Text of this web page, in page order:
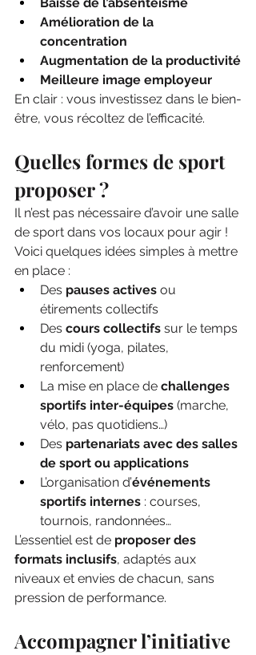
Baisse de l’absentéisme
Amélioration de la
concentration
Augmentation de la productivité
Meilleure image employeur
En clair : vous investissez dans le bien-
être, vous récoltez de l’efficacité.
Quelles formes de sport
proposer ?
Il n’est pas nécessaire d’avoir une salle
de sport dans vos locaux pour agir !
Voici quelques idées simples à mettre
en place :
Des pauses actives ou
étirements collectifs
Des cours collectifs sur le temps
du midi (yoga, pilates,
renforcement)
La mise en place de challenges
sportifs inter-équipes (marche,
vélo, pas quotidiens…)
Des partenariats avec des salles
de sport ou applications
L’organisation d’événements
sportifs internes : courses,
tournois, randonnées…
L’essentiel est de proposer des
formats inclusifs, adaptés aux
niveaux et envies de chacun, sans
pression de performance.
Accompagner l’initiative